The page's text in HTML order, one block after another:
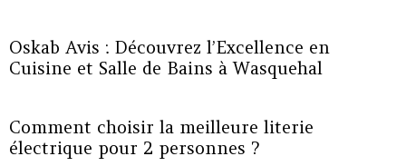
Oskab Avis : Découvrez l’Excellence en
Cuisine et Salle de Bains à Wasquehal
Comment choisir la meilleure literie
électrique pour 2 personnes ?